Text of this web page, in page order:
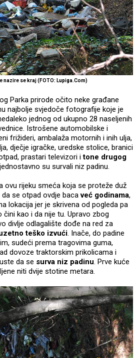
nazire se kraj (FOTO: Lupiga.Com)
Parka prirode očito neke građane
najbolje svjedoče fotografije koje je
jednog od ukupno 28 naseljenih
Istrošene automobilske i
frižideri, ambalaža motornih i inih ulja,
dječje igračke, uredske stolice, branici
prastari televizori itone drugog
su survali niz padinu.
ovu rijeku smeća koja se proteže duž
se otpad ovdje bacaveć godinama,
lokacija jer je skrivena od pogleda pa
kao i da nije tu. Upravo zbog
divlje odlagalište dođe na red za
teško izvući. Inače, do padine
sudeći prema tragovima guma,
dovoze traktorskim prikolicama i
da se surva niz padinu. Prve kuće
niti dvije stotine metara.